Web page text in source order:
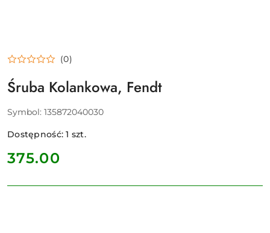
(0)
Śruba Kolankowa, Fendt
Symbol: 135872040030
Dostępność:1 szt.
cena:
375.00